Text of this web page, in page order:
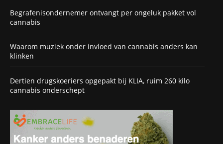
Begrafenisondernemer ontvangt per ongeluk pakket vol
cannabis
Waarom muziek onder invloed van cannabis anders kan
klinken
Dertien drugskoeriers opgepakt bij KLIA, ruim 260 kilo
cannabis onderschept